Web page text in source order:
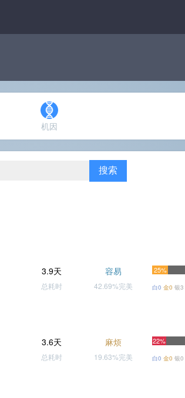
机因
搜索
3.9天
总耗时
容易
42.69%完美
25%
白0 金0 银3
3.6天
总耗时
麻烦
19.63%完美
22%
白0 金0 银0